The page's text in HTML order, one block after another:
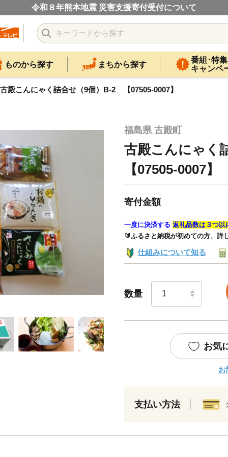
令和８年熊本地震 災害支援寄付受付について
ものから探す まちから探す
番組･特集
キャンペ
古殿こんにゃく詰合せ（9個）B-2 【07505-0007】
福島県 古殿町
古殿こんにゃ
【07505-0007】
寄付金額
一度に決済する 返礼品数は３つ以
🔰ふるさと納税が初めての方、詳
仕組みについて知る
数量
お気
お
支払い方法